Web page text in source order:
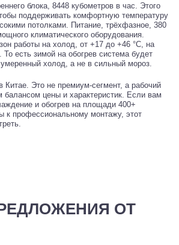
блока, 8448 кубометров в час. Этого
поддерживать комфортную температуру
потолками. Питание, трёхфазное, 380
климатического оборудования.
работы на холод, от +17 до +46 °C, на
То есть зимой на обогрев система будет
холод, а не в сильный мороз.
Китае. Это не премиум-сегмент, а рабочий
балансом цены и характеристик. Если вам
и обогрев на площади 400+
к профессиональному монтажу, этот
ОТ